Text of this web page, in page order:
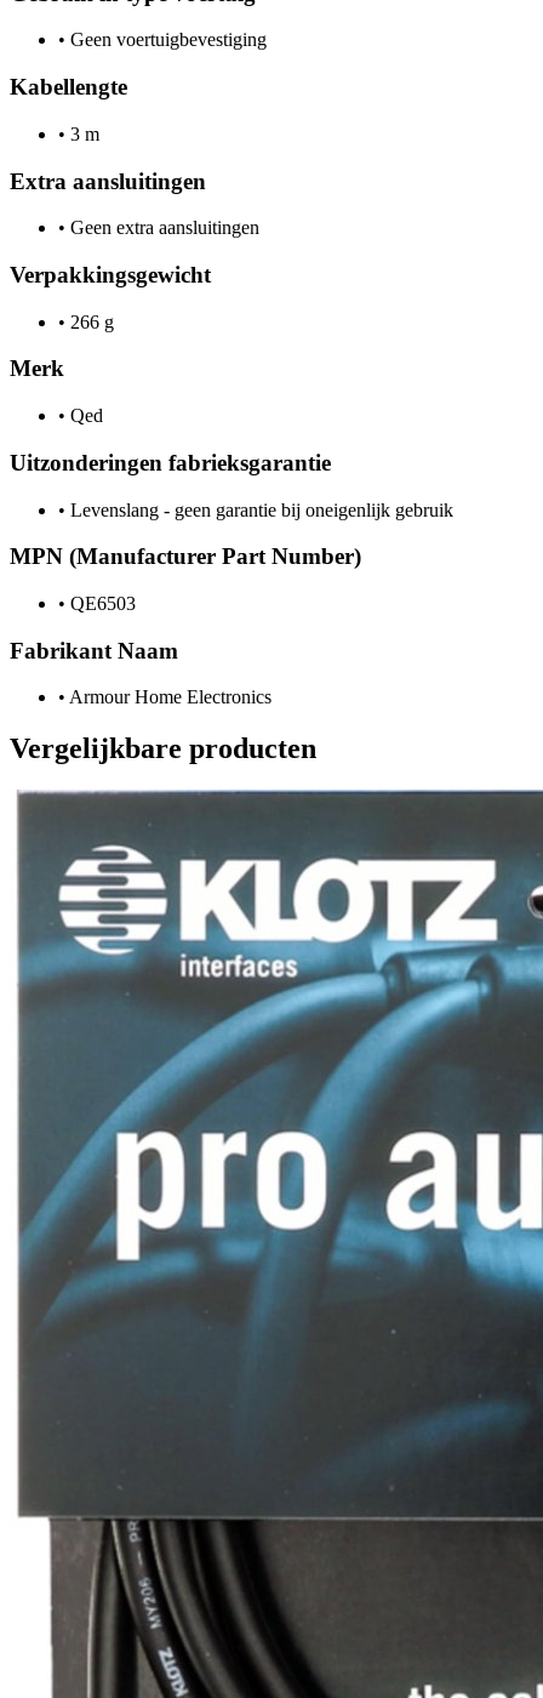
• Geen voertuigbevestiging
Kabellengte
• 3 m
Extra aansluitingen
• Geen extra aansluitingen
Verpakkingsgewicht
• 266 g
Merk
• Qed
Uitzonderingen fabrieksgarantie
• Levenslang - geen garantie bij oneigenlijk gebruik
MPN (Manufacturer Part Number)
• QE6503
Fabrikant Naam
• Armour Home Electronics
Vergelijkbare producten